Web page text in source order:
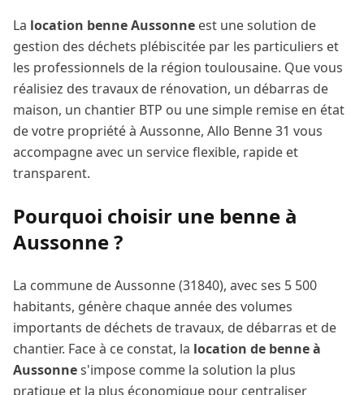
La location benneAussonne est une solution de
gestion des déchets plébiscitée par les particuliers et
les professionnels de la région toulousaine. Que vous
réalisiez des travaux de rénovation, un débarras de
maison, un chantier BTP ou une simple remise en état
de votre propriété à Aussonne, Allo Benne 31 vous
accompagne avec un service flexible, rapide et
transparent.
Pourquoi choisir une benne à
Aussonne?
La commune deAussonne(31840), avec ses 5 500
habitants, génère chaque année des volumes
importants de déchets de travaux, de débarras et de
chantier. Face à ce constat, la location de benne à
Aussonnes'impose comme la solution la plus
pratique et la plus économique pour centraliser